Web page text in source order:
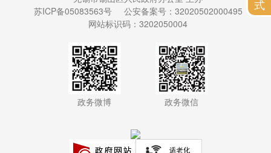
苏ICP备05083563号
公安备案号：32020502000495
网站标识码：3202050004
政务微博 政务微信
式